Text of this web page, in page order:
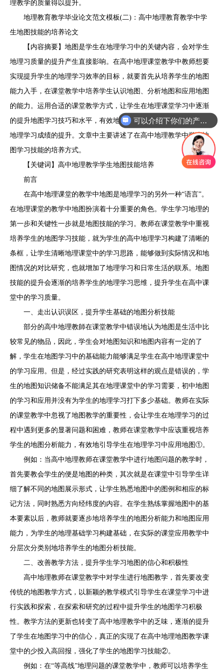
理教学的质量得以提升。
地理教育教学毕业论文范文模板(二)：高中地理教育教学中学
生地图技能的培养论文
【内容摘要】地图是学生在地理学习中的关键内容，会对学生
地理习质量的提升产生直接影响。在高中地理课堂教学中教师想要
实现提升学生的地理学习效率的目标，就要首先从培养学生的地图
能力入手，在课堂教学中培养学生认识地图、分析地图和应用地图
的能力。运用合适的课堂教学方式，让学生在地理课堂学习中逐渐
的提升地图学习技巧和水平，有效地应用地图中的内容，促进学生
地理学习成绩的提升。文章中主要讲述了在高中地理教学中学生地
图学习技能的培养方式。
【关键词】高中地理教学学生地图技能培养
前言
在高中地理课堂的教学中地图是地理学习的另外一种“语言”。
在地理课堂的教学中地图扮演着十分重要的角色。学生学习地理的
第一步和关键性一步就是地图技能的学习。教师在课堂教学中重视
培养学生的地图学习技能，就为学生的高中地理学习构建了清晰的
条框，让学生清晰地理课堂中的学习思路，能够做到实际情况和地
图情况的对比研究，也就增加了地理学习和日常生活的联系。地图
技能的提升会逐渐的培养学生的地理学习思维，提升学生在高中课
堂中的学习质量。
一、走出认识误区，提升学生基础的地图分析技能
部分的高中地理教師在课堂教学中错误地认为地图是生活中比
较常见的物品，因此，学生会对地图知识和地图内容有一定的了
解，学生在地图学习中的基础能力能够满足学生在高中地理课堂中
的学习应用。但是，经过实践的研究表明这样的观点是错误的，学
生的地图知识储备不能满足其在地理课堂中的学习需要，初中地图
的学习和应用并没有为学生的地理学习打下多少基础。教师在实际
的课堂教学中忽视了地图教学的重要性，会让学生在地理学习的过
程中遇到更多的显著问题和困难，教师在课堂教学中应该重视培养
学生的地图分析能力，有效地引导学生在地理学习中应用地图①。
例如：当高中地理教师在课堂教学中进行地图问题的教学时，
首先要教会学生的便是地图的种类，其次就是在课堂中引导学生详
细了解不同的地图展示形式，让学生熟悉地图中的图例和相应的标
记方法，同时熟悉方向经纬度的内容。在学生熟练掌握地图中的基
本要素以后，教师就要逐步地培养学生的地图分析能力和地图应用
能力，为学生的地理基础学习构建基础，在实际的课堂应用教学中
分层次分类别地培养学生的地图分析技能。
二、改善教学方法，提升学生学习地图的信心和积极性
高中地理教师在课堂教学中对学生进行地图教学，首先要改变
传统的地图教学方式，以新颖的教学模式引导学生在课堂学习中进
行实践和探索，在探索和研究的过程中提升学生的地图学习积极
性。教学方法的更新也转变了高中地理教学中的乏味，逐渐的提升
了学生在地图学习中的信心，真正的实现了在高中地理地图教学课
堂中的少投入高回报，强化了学生的地图学习技能②。
例如：在“等高线”地理问题的课堂教学中，教师可以培养学生
可以介绍下你们的产品么
你们是怎么收费的呢